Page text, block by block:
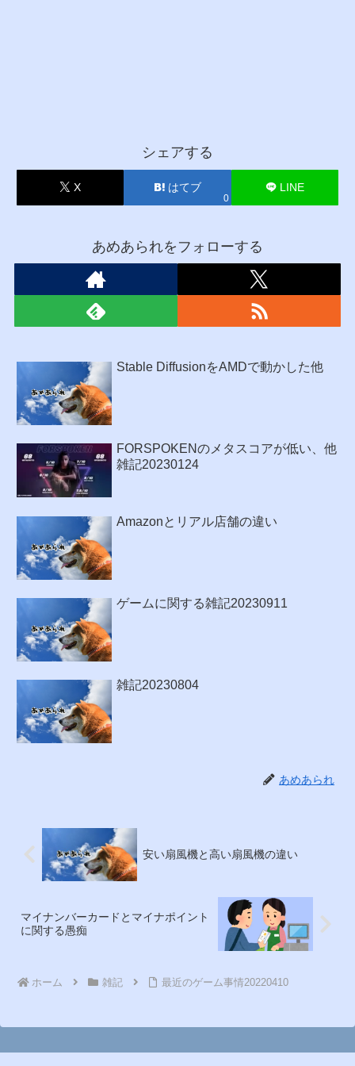
シェアする
X はてブ
0
LINE
あめあられをフォローする
Stable DiffusionをAMDで動かした他
FORSPOKENのメタスコアが低い、他
雑記20230124
Amazonとリアル店舗の違い
ゲームに関する雑記20230911
雑記20230804
あめあられ
安い扇風機と高い扇風機の違い
マイナンバーカードとマイナポイント
に関する愚痴
ホーム 雑記 最近のゲーム事情20220410